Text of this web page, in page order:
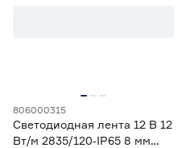
806000315
Светодиодная лента 12 В 12
Вт/м 2835/120‑IP65 8 мм